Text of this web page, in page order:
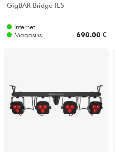
GigBAR Bridge ILS
Internet
Magasins
690.00 €